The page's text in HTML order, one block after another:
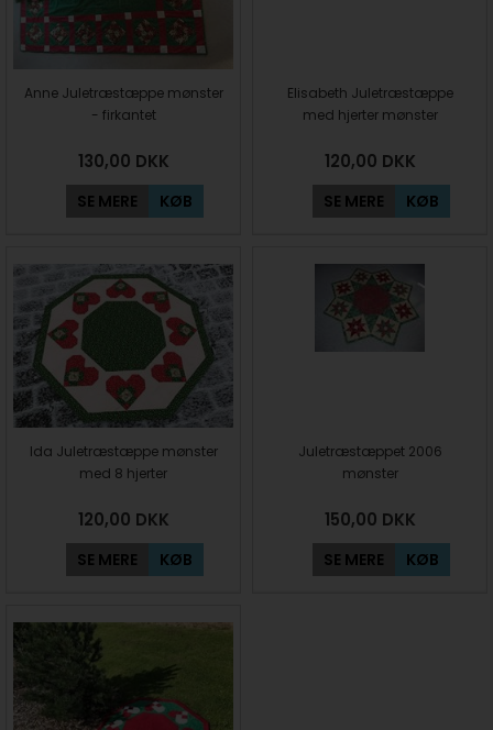
Anne Juletræstæppe mønster
- firkantet
130,00 DKK
SE MERE KØB
Elisabeth Juletræstæppe
med hjerter mønster
120,00 DKK
SE MERE KØB
Ida Juletræstæppe mønster
med 8 hjerter
120,00 DKK
SE MERE KØB
Juletræstæppet 2006
mønster
150,00 DKK
SE MERE KØB